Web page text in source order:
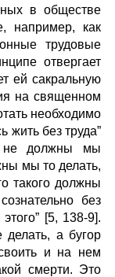
в обществе
например, как
трудовые
отвергает
ей сакральную
на священном
необходимо
жить без труда”
не должны мы
мы то делать,
такого должны
без
[5, 138-9].
делать, а бугор
и на нем
смерти. Это